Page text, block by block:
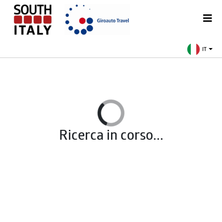
IT
Ricerca in corso...